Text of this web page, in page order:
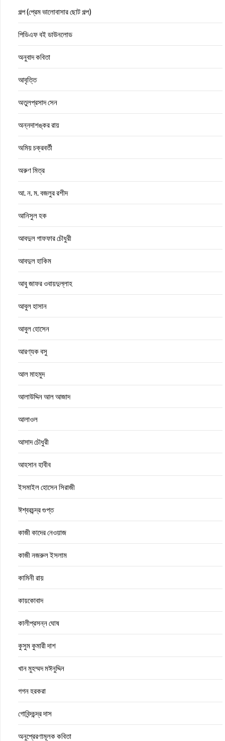
গল্প (প্রেম ভালোবাসার ছোট গল্প)
পিডিএফ বই ডাউনলোড
অনুবাদ কবিতা
আবৃত্তি
অতুলপ্রসাদ সেন
অন্নদাশঙ্কর রায়
অমিয় চক্রবর্তী
অরুণ মিত্র
আ. ন. ম. বজলুর রশীদ
আনিসুল হক
আবদুল গাফফার চৌধুরী
আবদুল হাকিম
আবু জাফর ওবায়দুল্লাহ
আবুল হাসান
আবুল হোসেন
আরণ্যক বসু
আল মাহমুদ
আলাউদ্দিন আল আজাদ
আলাওল
আসাদ চৌধুরী
আহসান হাবীব
ইসমাইল হোসেন সিরাজী
ঈশ্বরচন্দ্র গুপ্ত
কাজী কাদের নেওয়াজ
কাজী নজরুল ইসলাম
কামিনী রায়
কায়কোবাদ
কালীপ্রসন্ন ঘোষ
কুসুম কুমারী দাশ
খান মুহম্মদ মঈনুদ্দিন
গগন হরকরা
গোবিন্দচন্দ্র দাস
অনুপ্রেরণামূলক কবিতা